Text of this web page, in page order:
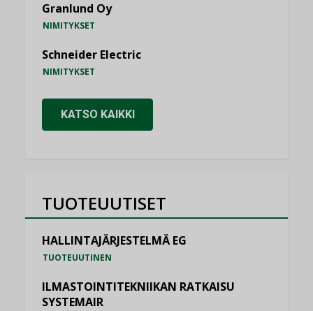
Granlund Oy
NIMITYKSET
Schneider Electric
NIMITYKSET
KATSO KAIKKI
TUOTEUUTISET
HALLINTAJÄRJESTELMÄ EG
TUOTEUUTINEN
ILMASTOINTITEKNIIKAN RATKAISU
SYSTEMAIR